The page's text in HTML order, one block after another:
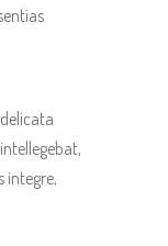
integre,